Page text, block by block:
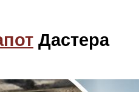
Дастера